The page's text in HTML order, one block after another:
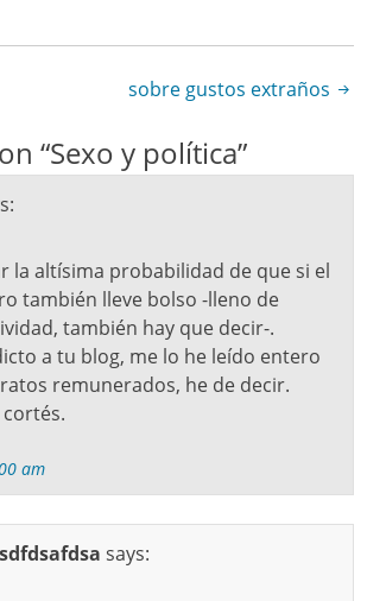
sobre gustos extraños
“Sexo y política”
la altísima probabilidad de que si el
también lleve bolso -lleno de
también hay que decir-.
a tu blog, me lo he leído entero
remunerados, he de decir.
am
says: